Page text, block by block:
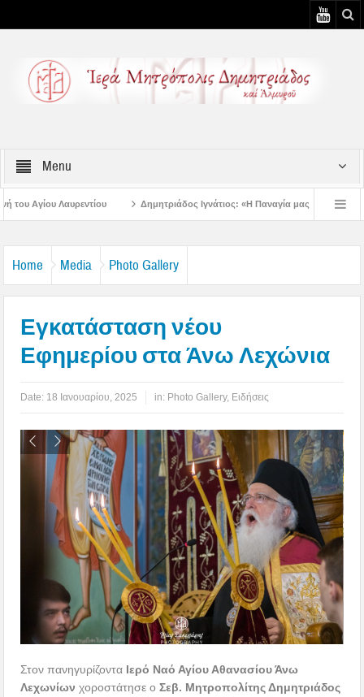
Menu
Δημητριάδος Ιγνάτιος: «Η Παναγία μας δείχνει τον δρόμο της
Home Media Photo Gallery
Εγκατάσταση νέου
Εφημερίου στα Άνω Λεχώνια
Date: 18 Ιανουαρίου, 2025 in: Photo Gallery, Ειδήσεις
Στον πανηγυρίζοντα Ιερό Ναό Αγίου Αθανασίου Άνω
Λεχωνίων χοροστάτησε οΣεβ. Μητροπολίτης Δημητριάδος